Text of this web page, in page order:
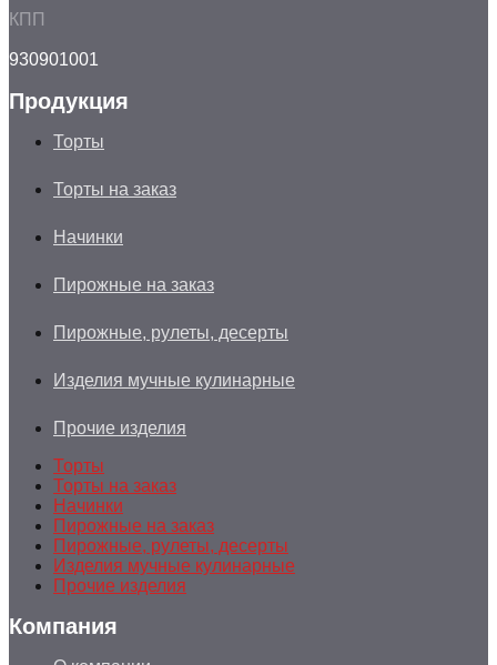
КПП
930901001
Продукция
Торты
Торты на заказ
Начинки
Пирожные на заказ
Пирожные, рулеты, десерты
Изделия мучные кулинарные
Прочие изделия
Торты
Торты на заказ
Начинки
Пирожные на заказ
Пирожные, рулеты, десерты
Изделия мучные кулинарные
Прочие изделия
Компания